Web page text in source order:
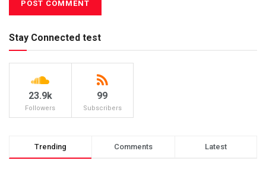
Stay Connected test
23.9k
Followers
99
Subscribers
Trending Comments Latest